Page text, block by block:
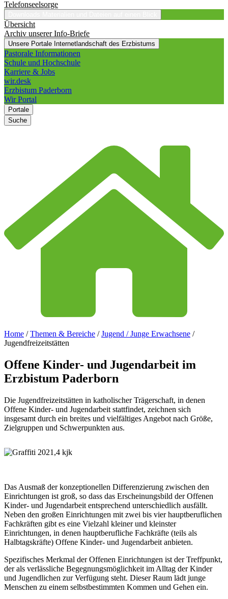
Telefonseelsorge
Übersicht
Archiv unserer Info-Briefe
Unsere Portale Internetlandschaft des Erzbistums
Pastorale Informationen
Schule und Hochschule
Karriere & Jobs
wir.desk
Erzbistum Paderborn
Wir Portal
Portale
Suche
Home /Themen & Bereiche /Jugend / Junge Erwachsene /
Jugendfreizeitstätten
Offene Kinder- und Jugendarbeit im
Erzbistum Paderborn
Die Jugendfreizeitstätten in katholischer Trägerschaft, in denen
Offene Kinder- und Jugendarbeit stattfindet, zeichnen sich
insgesamt durch ein breites und vielfältiges Angebot nach Größe,
Zielgruppen und Schwerpunkten aus.
Das Ausmaß der konzeptionellen Differenzierung zwischen den
Einrichtungen ist groß, so dass das Erscheinungsbild der Offenen
Kinder- und Jugendarbeit entsprechend unterschiedlich ausfällt.
Neben den großen Einrichtungen mit zwei bis vier hauptberuflichen
Fachkräften gibt es eine Vielzahl kleiner und kleinster
Einrichtungen, in denen hauptberufliche Fachkräfte (teils als
Halbtagskräfte) Offene Kinder- und Jugendarbeit anbieten.
Spezifisches Merkmal der Offenen Einrichtungen ist der Treffpunkt,
der als verlässliche Begegnungsmöglichkeit im Alltag der Kinder
und Jugendlichen zur Verfügung steht. Dieser Raum lädt junge
Menschen zu einem selbstbestimmten Kommen und Gehen ein.